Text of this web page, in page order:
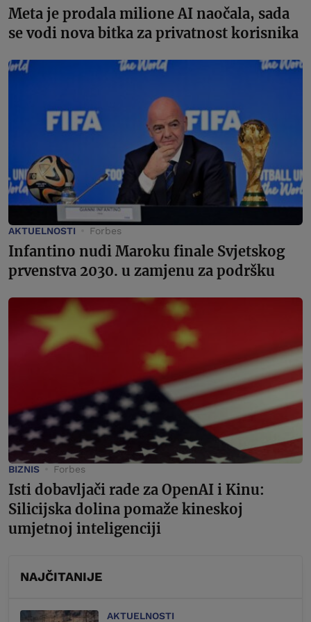
Meta je prodala milione AI naočala, sada
se vodi nova bitka za privatnost korisnika
AKTUELNOSTI Forbes
Infantino nudi Maroku finale Svjetskog
prvenstva 2030. u zamjenu za podršku
BIZNIS Forbes
Isti dobavljači rade za OpenAI i Kinu:
Silicijska dolina pomaže kineskoj
umjetnoj inteligenciji
NAJČITANIJE
AKTUELNOSTI